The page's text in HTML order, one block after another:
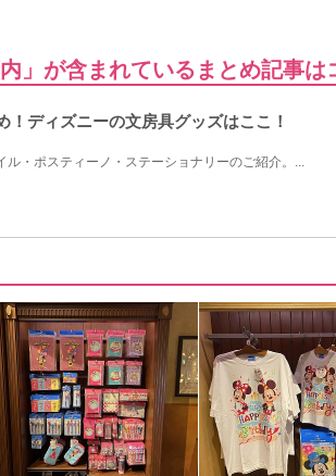
」が含まれているまとめ記事は
ディズニーの文房具グッズはここ！
・ポスティーノ・ステーショナリーのご紹介。...